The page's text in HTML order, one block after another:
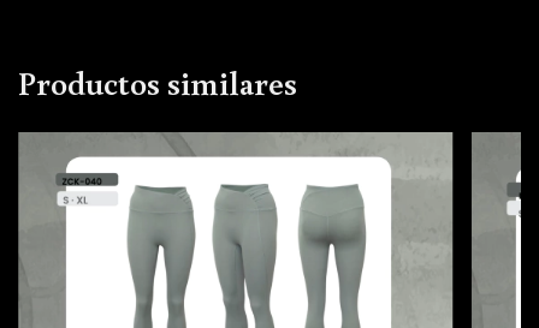
Productos similares